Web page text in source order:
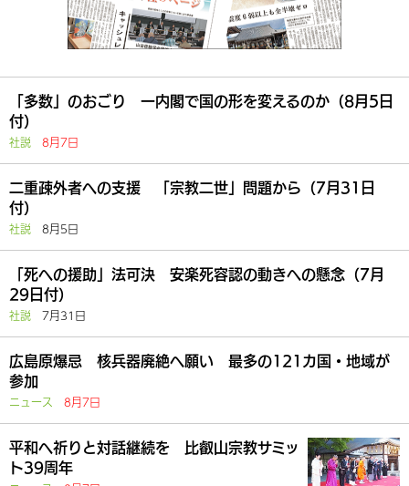
「多数」のおごり 一内閣で国の形を変えるのか（8月5日
付）
社説 8月7日
二重疎外者への支援 「宗教二世」問題から（7月31日
付）
社説 8月5日
「死への援助」法可決 安楽死容認の動きへの懸念（7月
29日付）
社説 7月31日
広島原爆忌 核兵器廃絶へ願い 最多の121カ国・地域が
参加
ニュース 8月7日
平和へ祈りと対話継続を 比叡山宗教サミッ
ト39周年